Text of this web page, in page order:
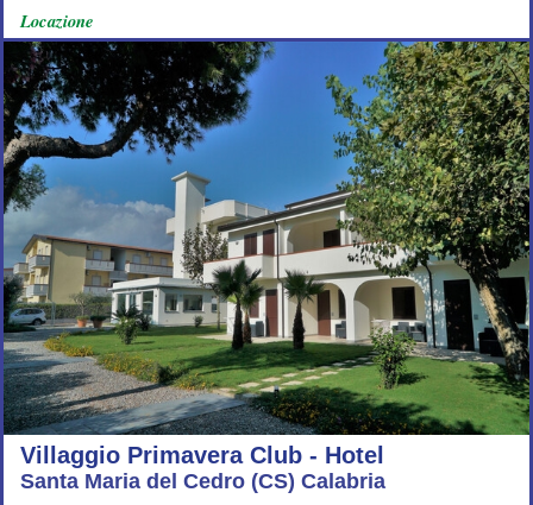
Locazione
Villaggio Primavera Club - Hotel
Santa Maria del Cedro (CS) Calabria